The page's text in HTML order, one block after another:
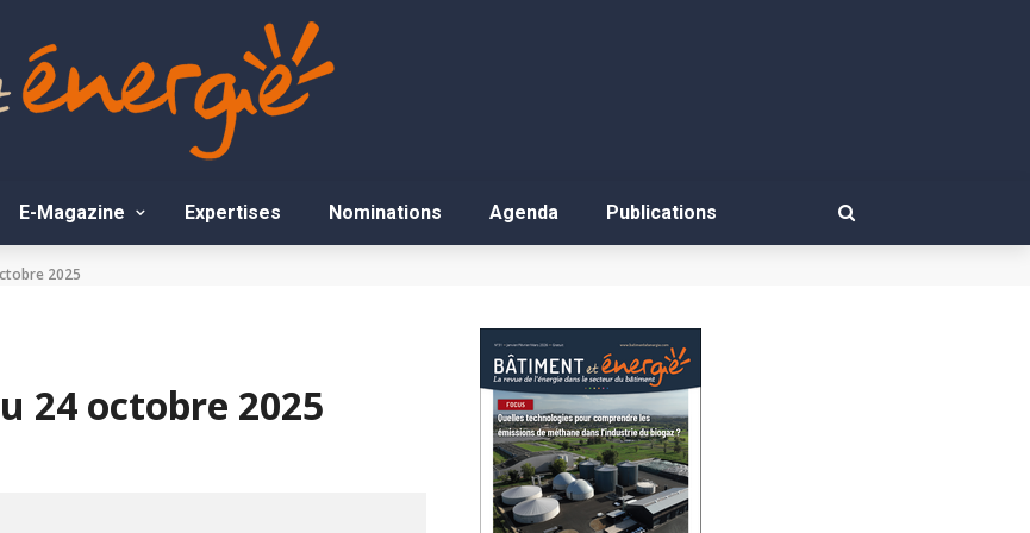
E-Magazine Expertises Nominations Agenda Publications
2025
24 octobre 2025